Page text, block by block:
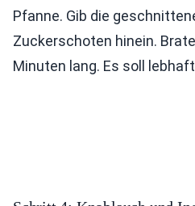
Pfanne. Gib die
Zuckerschoten hinein.
Minuten lang. Es soll